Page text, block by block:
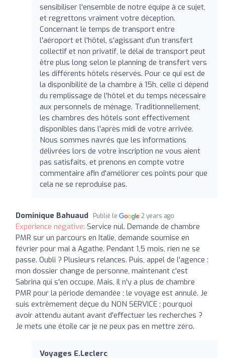
sensibiliser l'ensemble de notre équipe à ce sujet,
et regrettons vraiment votre déception.
Concernant le temps de transport entre
l'aéroport et l'hôtel, s'agissant d'un transfert
collectif et non privatif, le délai de transport peut
être plus long selon le planning de transfert vers
les différents hôtels réservés. Pour ce qui est de
la disponibilité de la chambre à 15h, celle ci dépend
du remplissage de l'hôtel et du temps nécessaire
aux personnels de ménage. Traditionnellement,
les chambres des hôtels sont effectivement
disponibles dans l'après midi de votre arrivée.
Nous sommes navrés que les informations
délivrées lors de votre inscription ne vous aient
pas satisfaits, et prenons en compte votre
commentaire afin d'améliorer ces points pour que
cela ne se reproduise pas.
Dominique Bahuaud Publié le 2 years ago
Expérience négative: Service nul. Demande de chambre
PMR sur un parcours en Italie, demande soumise en
février pour mai à Agathe. Pendant 1,5 mois, rien ne se
passe. Oubli ? Plusieurs relances. Puis, appel de l'agence :
mon dossier change de personne, maintenant c'est
Sabrina qui s'en occupe. Mais, il n'y a plus de chambre
PMR pour la période demandée ; le voyage est annulé. Je
suis extrêmement déçue du NON SERVICE ; pourquoi
avoir attendu autant avant d'effectuer les recherches ?
Je mets une étoile car je ne peux pas en mettre zéro.
Voyages E.Leclerc